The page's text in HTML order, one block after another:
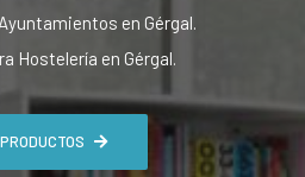
en Gérgal.
Hostelería en Gérgal.